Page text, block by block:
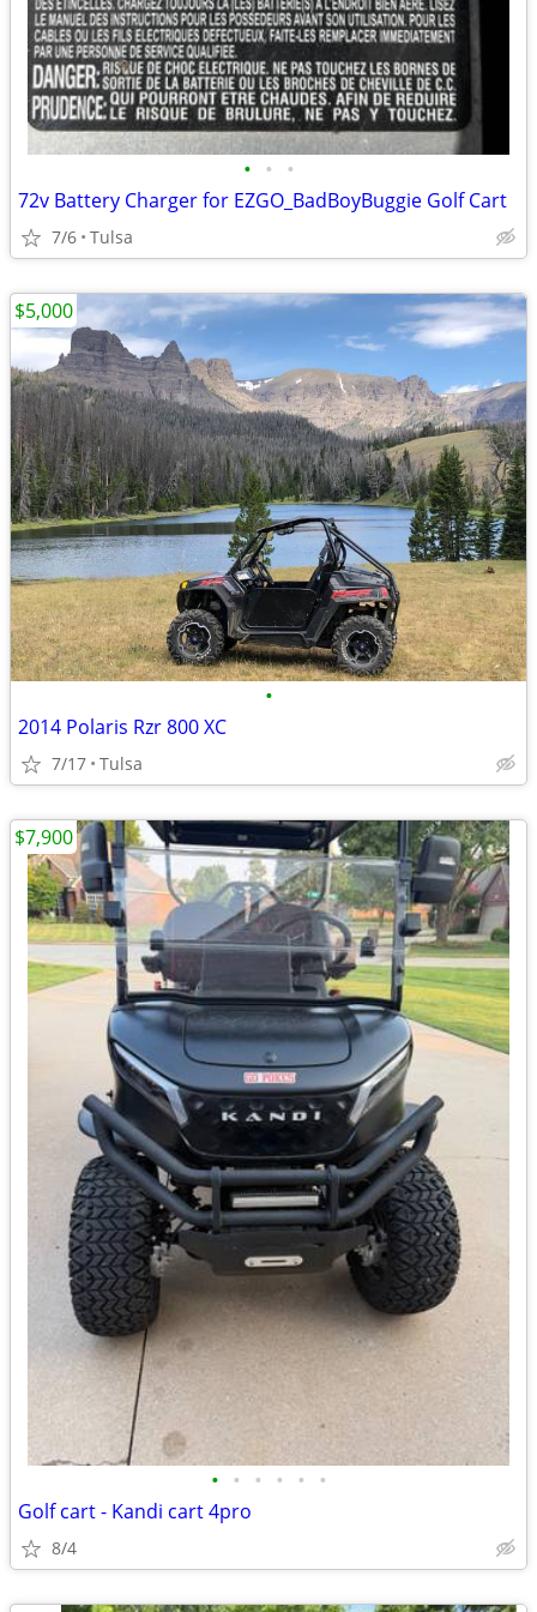
• • •
72v Battery Charger for EZGO_BadBoyBuggie Golf Cart
7/6 Tulsa
•
2014 Polaris Rzr 800 XC
7/17 Tulsa
$5,000
• • • • • •
Golf cart - Kandi cart 4pro
8/4
$7,900